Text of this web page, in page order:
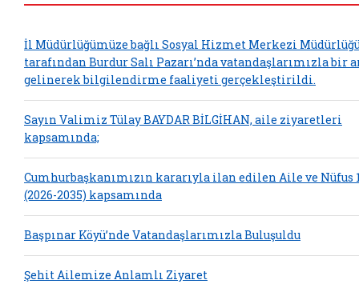
İl Müdürlüğümüze bağlı Sosyal Hizmet Merkezi
tarafından Burdur Salı Pazarı’nda vatandaşlarımızla bir
gelinerek bilgilendirme faaliyeti gerçekleştirildi.
Sayın Valimiz Tülay BAYDAR BİLGİHAN, aile ziyaretleri
kapsamında;
Cumhurbaşkanımızın kararıyla ilan edilen Aile ve Nüfus
(2026-2035) kapsamında
Başpınar Köyü’nde Vatandaşlarımızla Buluşuldu
Şehit Ailemize Anlamlı Ziyaret